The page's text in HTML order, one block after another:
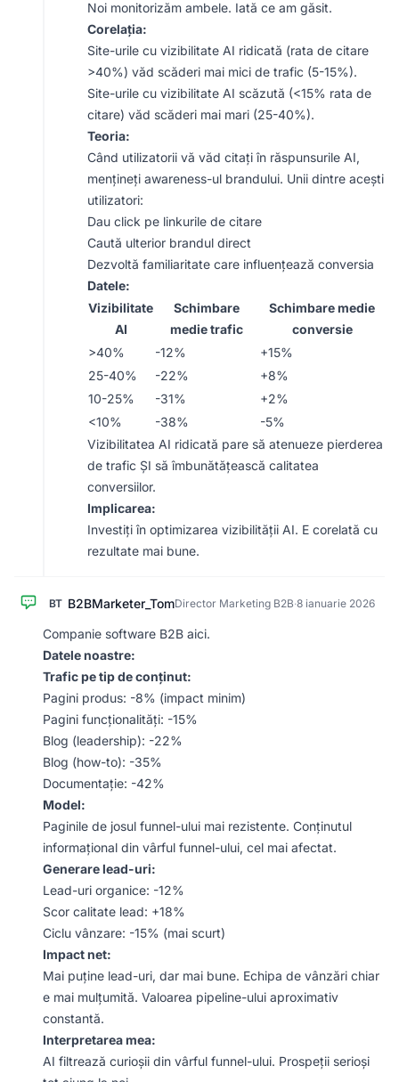
Noi monitorizăm ambele. Iată ce am găsit.
Corelația:
Site-urile cu vizibilitate AI ridicată (rata de citare
>40%) văd scăderi mai mici de trafic (5-15%).
Site-urile cu vizibilitate AI scăzută (<15% rata de
citare) văd scăderi mai mari (25-40%).
Teoria:
Când utilizatorii vă văd citați în răspunsurile AI,
mențineți awareness-ul brandului. Unii dintre acești
utilizatori:
Dau click pe linkurile de citare
Caută ulterior brandul direct
Dezvoltă familiaritate care influențează conversia
Datele:
Vizibilitate
AI
Schimbare
medie trafic
Schimbare medie
conversie
>40%
-12%
+15%
25-40%
-22%
+8%
10-25%
-31%
+2%
<10%
-38%
-5%
Vizibilitatea AI ridicată pare să atenueze pierderea
de trafic ȘI să îmbunătățească calitatea
conversiilor.
Implicarea:
Investiți în optimizarea vizibilității AI. E corelată cu
rezultate mai bune.
BT B2BMarketer_TomDirector Marketing B2B·8 ianuarie 2026
Companie software B2B aici.
Datele noastre:
Trafic pe tip de conținut:
Pagini produs: -8% (impact minim)
Pagini funcționalități: -15%
Blog (leadership): -22%
Blog (how-to): -35%
Documentație: -42%
Model:
Paginile de josul funnel-ului mai rezistente. Conținutul
informațional din vârful funnel-ului, cel mai afectat.
Generare lead-uri:
Lead-uri organice: -12%
Scor calitate lead: +18%
Ciclu vânzare: -15% (mai scurt)
Impact net:
Mai puține lead-uri, dar mai bune. Echipa de vânzări chiar
e mai mulțumită. Valoarea pipeline-ului aproximativ
constantă.
Interpretarea mea:
AI filtrează curioșii din vârful funnel-ului. Prospeții serioși